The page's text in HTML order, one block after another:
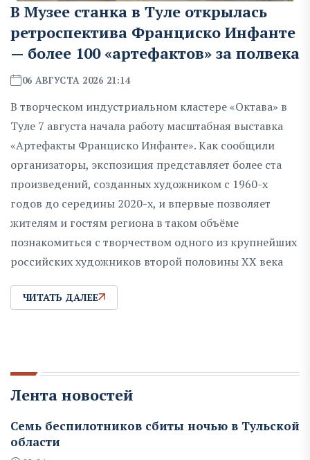
В Музее станка в Туле открылась
ретроспектива Франциско Инфанте
— более 100 «артефактов» за полвека
06 АВГУСТА 2026 21:14
В творческом индустриальном кластере «Октава» в
Туле 7 августа начала работу масштабная выставка
«Артефакты Франциско Инфанте». Как сообщили
организаторы, экспозиция представляет более ста
произведений, созданных художником с 1960-х
годов до середины 2020-х, и впервые позволяет
жителям и гостям региона в таком объёме
познакомиться с творчеством одного из крупнейших
российских художников второй половины XX века
ЧИТАТЬ ДАЛЕЕ
Лента новостей
Семь беспилотников сбиты ночью в Тульской
области